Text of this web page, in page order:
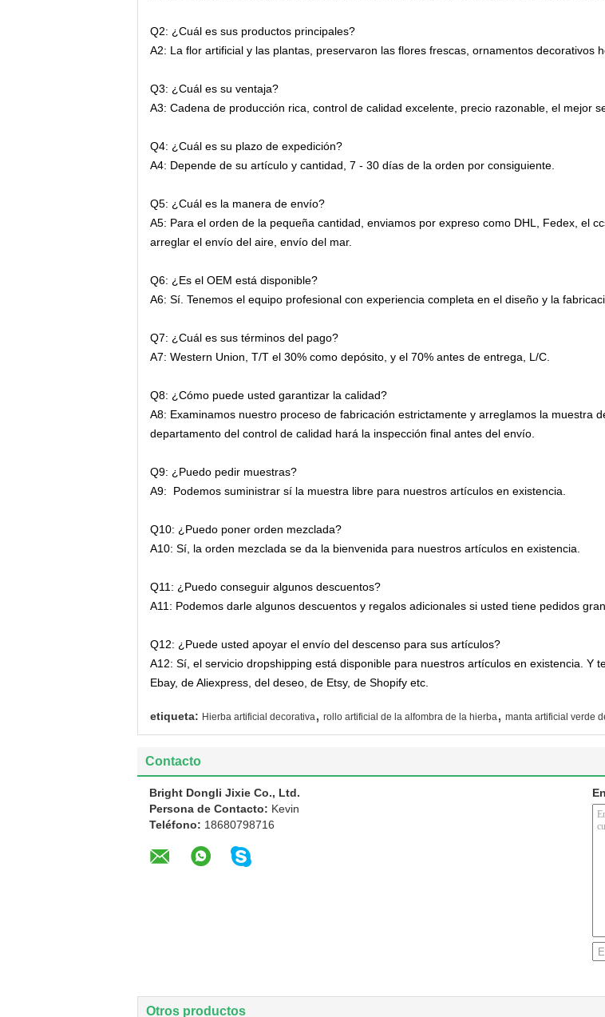
Q2: ¿Cuál es sus productos principales?
A2: La flor artificial y las plantas, preservaron las flores frescas, ornamentos decorativos
Q3: ¿Cuál es su ventaja?
A3: Cadena de producción rica, control de calidad excelente, precio razonable, el mejor
Q4: ¿Cuál es su plazo de expedición?
A4: Depende de su artículo y cantidad, 7 - 30 días de la orden por consiguiente.
Q5: ¿Cuál es la manera de envío?
A5: Para el orden de la pequeña cantidad, enviamos por expreso como DHL, Fedex, el
arreglar el envío del aire, envío del mar.
Q6: ¿Es el OEM está disponible?
A6: Sí. Tenemos el equipo profesional con experiencia completa en el diseño y la
Q7: ¿Cuál es sus términos del pago?
A7: Western Union, T/T el 30% como depósito, y el 70% antes de entrega, L/C.
Q8: ¿Cómo puede usted garantizar la calidad?
A8: Examinamos nuestro proceso de fabricación estrictamente y arreglamos la muestra
departamento del control de calidad hará la inspección final antes del envío.
Q9: ¿Puedo pedir muestras?
A9: Podemos suministrar sí la muestra libre para nuestros artículos en existencia.
Q10: ¿Puedo poner orden mezclada?
A10: Sí, la orden mezclada se da la bienvenida para nuestros artículos en existencia.
Q11: ¿Puedo conseguir algunos descuentos?
A11: Podemos darle algunos descuentos y regalos adicionales si usted tiene pedidos
Q12: ¿Puede usted apoyar el envío del descenso para sus artículos?
A12: Sí, el servicio dropshipping está disponible para nuestros artículos en existencia. Y
Ebay, de Aliexpress, del deseo, de Etsy, de Shopify etc.
etiqueta: Hierba artificial decorativa, rollo artificial de la alfombra de la hierba, manta artificial verde
Contacto
Bright Dongli Jixie Co., Ltd.
Persona de Contacto: Kevin
Teléfono: 18680798716
Otros productos